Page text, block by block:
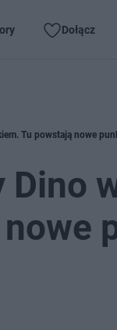
Dołącz
Tu powstają nowe
Dino